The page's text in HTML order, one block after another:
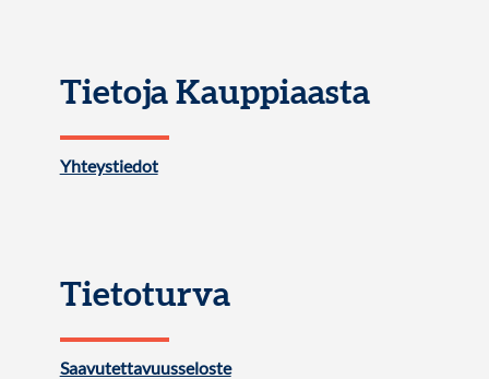
Tietoja Kauppiaasta
Yhteystiedot
Tietoturva
Saavutettavuusseloste